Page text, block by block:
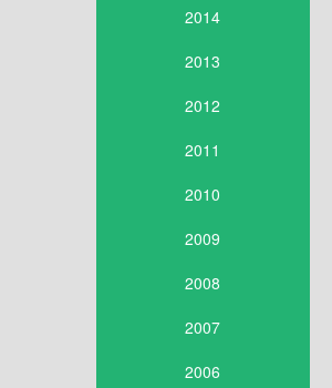
2014
2013
2012
2011
2010
2009
2008
2007
2006